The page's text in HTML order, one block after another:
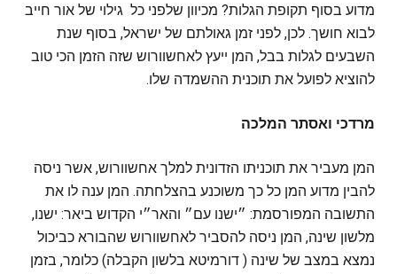
מדוע בסוף תקופת הגלות? מכיוון שלפני כל גילוי של אור חייב
לבוא חושך. לכן, לפני זמן גאולתם של ישראל, בסוף שנת
השבעים לגלות בבל, המן ייעץ לאחשוורוש שזה הזמן הכי טוב
להוציא לפועל את תוכנית ההשמדה שלו.
מרדכי ואסתר המלכה
המן מעביר את תוכניתו הזדונית למלך אחשוורוש, אשר ניסה
להבין מדוע המן כל כך משוכנע בהצלחתה. המן ענה לו את
התשובה המפורסמת: ״ישנו עם״ והאר״י הקדוש ביאר: ישנו,
מלשון שינה, המן ניסה להסביר לאחשוורוש שהבורא כביכול
נמצא במצב של שינה ( דורמיטא בלשון הקבלה) כלומר, בזמן